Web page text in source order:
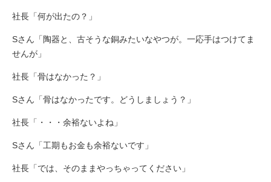
社長「何が出たの？」
Sさん「陶器と、古そうな銅みたいなやつが。一応手はつけてま
せんが」
社長「骨はなかった？」
Sさん「骨はなかったです。どうしましょう？」
社長「・・・余裕ないよね」
Sさん「工期もお金も余裕ないです」
社長「では、そのままやっちゃってください」